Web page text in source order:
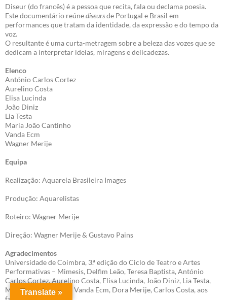
Diseur (do francês) é a pessoa que recita, fala ou declama poesia.
Este documentário reúnediseursde Portugal e Brasil em
performances que tratam da identidade, da expressão e do tempo da
voz.
O resultante é uma curta-metragem sobre a beleza das vozes que se
dedicam a interpretar ideias, miragens e delicadezas.
Elenco
António Carlos Cortez
Aurelino Costa
Elisa Lucinda
João Diniz
Lia Testa
Maria João Cantinho
Vanda Ecm
Wagner Merije
Equipa
Realização: Aquarela Brasileira Images
Produção: Aquarelistas
Roteiro: Wagner Merije
Direção: Wagner Merije & Gustavo Pains
Agradecimentos
Universidade de Coimbra, 3.ª edição do Ciclo de Teatro e Artes
Performativas – Mimesis, Delfim Leão, Teresa Baptista, António
Carlos Cortez, Aurelino Costa, Elisa Lucinda, João Diniz, Lia Testa,
Maria João Cantinho, Vanda Ecm, Dora Merije, Carlos Costa, aos
Translate »